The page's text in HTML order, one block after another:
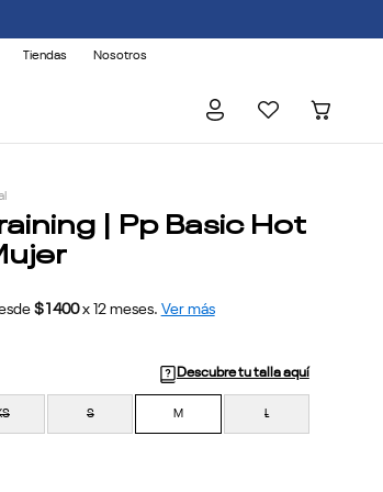
Tiendas Nosotros
| Pp Basic Hot
$1400 x 12meses. Ver más
Descubre tu talla aquí
S M L